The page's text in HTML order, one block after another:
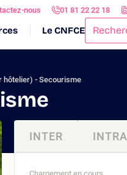
nous 01 81 22 22 18
Le CNFCE
hôtelier) - Secourisme
INTER INTRA